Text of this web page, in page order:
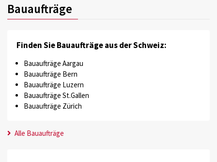
Bauaufträge
Finden Sie Bauaufträge aus der Schweiz:
Bauaufträge Aargau
Bauaufträge Bern
Bauaufträge Luzern
Bauaufträge St.Gallen
Bauaufträge Zürich
Alle Bauaufträge